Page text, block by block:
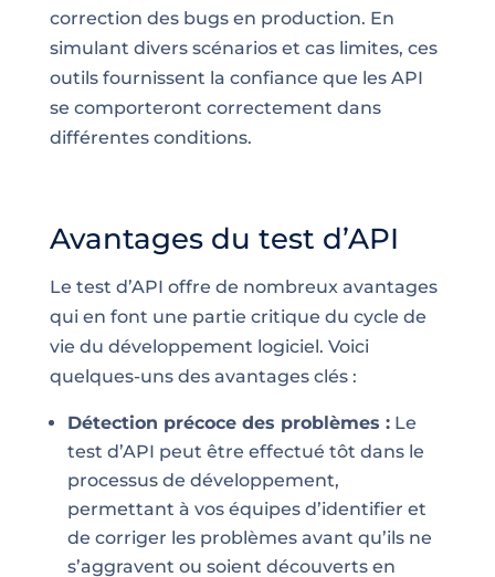
correction des bugs en production. En
simulant divers scénarios et cas limites, ces
outils fournissent la confiance que les API
se comporteront correctement dans
différentes conditions.
Avantages du test d’API
Le test d’API offre de nombreux avantages
qui en font une partie critique du cycle de
vie du développement logiciel. Voici
quelques-uns des avantages clés :
Détection précoce des problèmes :Le
test d’API peut être effectué tôt dans le
processus de développement,
permettant à vos équipes d’identifier et
de corriger les problèmes avant qu’ils ne
s’aggravent ou soient découverts en